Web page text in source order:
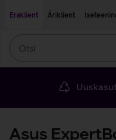
Eraklient
Äriklient
Asus